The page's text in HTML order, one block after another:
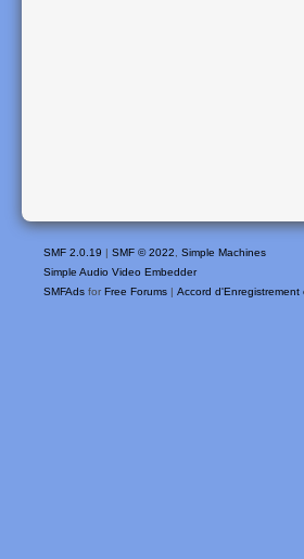
SMF 2.0.19 | SMF © 2022
Simple Machines
Simple Audio Video Embedder
SMFAds for Free Forums | Accord